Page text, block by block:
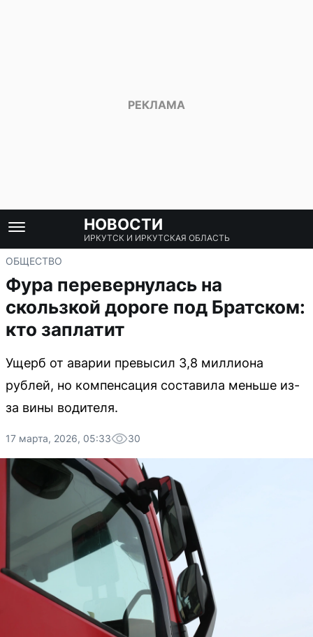
НОВОСТИ
ИРКУТСК И ИРКУТСКАЯ ОБЛАСТЬ
ОБЩЕСТВО
Фура перевернулась на
скользкой дороге под Братском:
кто заплатит
Ущерб от аварии превысил 3,8 миллиона
рублей, но компенсация составила меньше из-
за вины водителя.
17 марта, 2026, 05:33 30